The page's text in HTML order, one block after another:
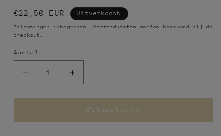
Normale
prijs
€22,50 EUR Uitverkocht
Belastingen inbegrepen.Verzendkosten
worden berekend bij de
checkout.
Aantal
Aantal
verlagen
voor
pack:
Aantal
verhogen
voor
pack:
Uitverkocht